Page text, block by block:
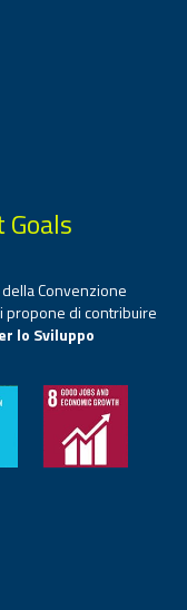
Convenzione
propone di contribuire
lo Sviluppo